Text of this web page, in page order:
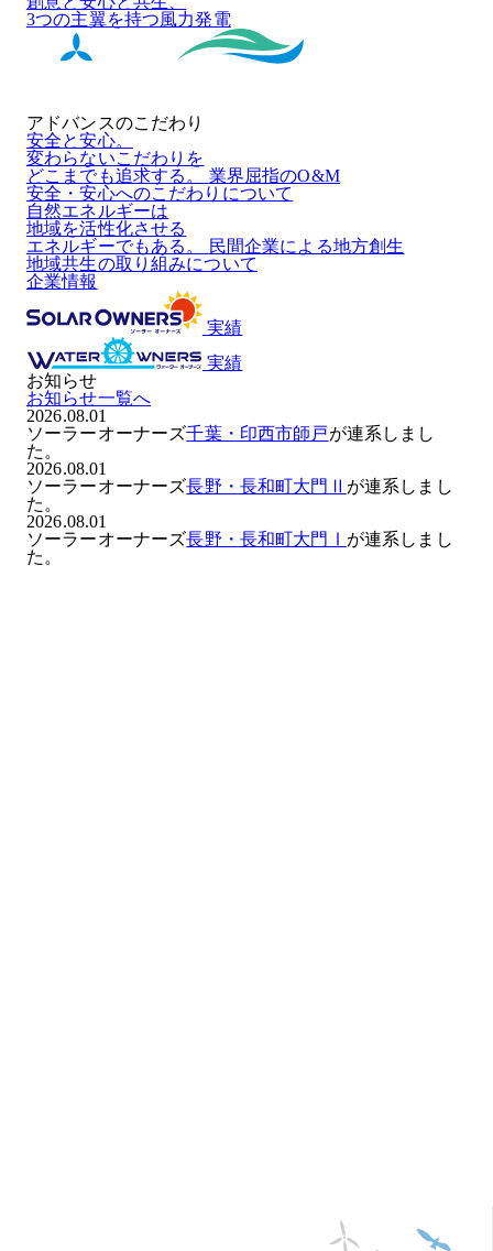
3つの主翼を持つ風力発電
アドバンスのこだわり
安全と安心。
変わらないこだわりを
どこまでも追求する。
業界屈指のO&M
安全・安心へのこだわりについて
自然エネルギーは
地域を活性化させる
エネルギーでもある。
民間企業による地方創生
地域共生の取り組みについて
企業情報
実績
実績
お知らせ
お知らせ一覧へ
2026.08.01
ソーラーオーナーズ千葉・印西市師戸が連系しまし
た。
2026.08.01
ソーラーオーナーズ長野・長和町大門Ⅱ が連系しまし
た。
2026.08.01
ソーラーオーナーズ長野・長和町大門Ⅰ が連系しまし
た。